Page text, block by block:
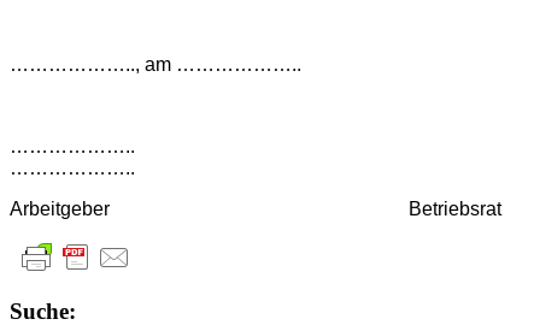
……………….., am ………………..
………………..
………………..
Arbeitgeber Betriebsrat
Suche: